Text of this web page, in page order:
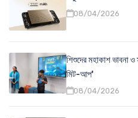
08/04/2026
শিশুদের মহাকাশ ভাবনা
মিট-আপ'
08/04/2026